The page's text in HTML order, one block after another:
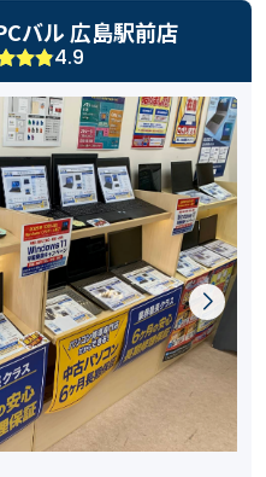
バル 広島駅前店
4.9